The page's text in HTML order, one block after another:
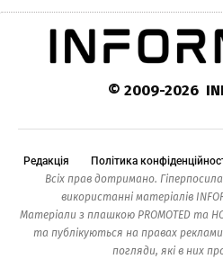
© 2009-2026
Редакція Політика
Всіх прав дотримано.
використанні матеріалів
Матеріали з плашкою PROMOTED та
та публікуються на правах
погляди, які в них